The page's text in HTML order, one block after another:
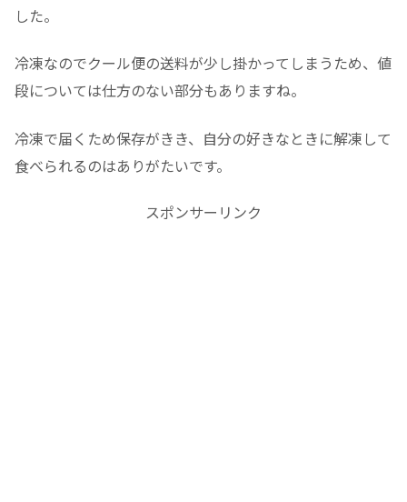
した。
冷凍なのでクール便の送料が少し掛かってしまうため、値
段については仕方のない部分もありますね。
冷凍で届くため保存がきき、自分の好きなときに解凍して
食べられるのはありがたいです。
スポンサーリンク